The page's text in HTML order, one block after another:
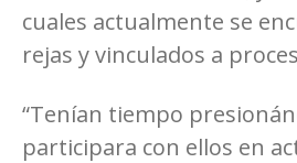
cuales actualmente se
rejas y vinculados a
“Tenían tiempo
participara con ellos en